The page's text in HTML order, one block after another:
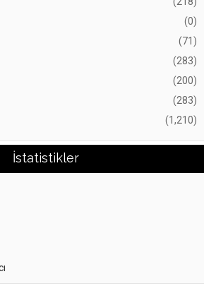
(0)
(71)
(283)
(200)
(283)
(1,210)
İstatistikler